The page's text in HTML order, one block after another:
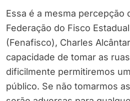
Essa é a mesma percepção
Federação do Fisco
(Fenafisco), Charles
capacidade de tomar as
dificilmente permitiremos
público. Se não tomarmos